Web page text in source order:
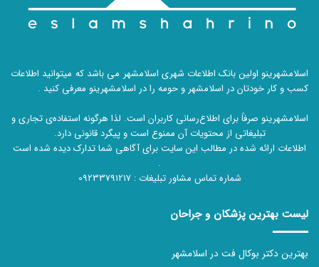
اسلامشهرینو اولین بانک اطلاعات شهری اسلامشهر می باشد که میتوانید اطلاعات
کسب و کار خودتان در اسلامشهر و حومه را در اسلامشهرینو معرفی کنید .
اسلامشهرینو صرفاً برای اطلاع‌رسانی کاربران است. لذا هرگونه استفاده‌ی تجاری و
تبلیغاتی از محتویات آن ممنوع است و پیگرد قانونی دارد.
اطلاعات ارائه شده در مطالب این سایت برای آگاهی شما تدارک دیده شده است
.
شماره تماس مشاور تبلیغات :09233791217
لیست بهترین پزشکان و جراحان
بهترین دکتر بوکال فت در اسلامشهر